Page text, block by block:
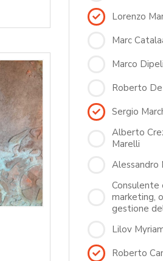
Lorenzo
Marc
Marco
Roberto De
Sergio
Alberto
Marelli
Alessandro
marketing,
gestione
Lilov
Roberto